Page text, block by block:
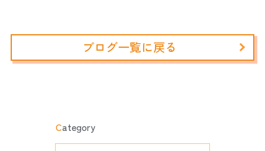
ブログ一覧に戻る
Category